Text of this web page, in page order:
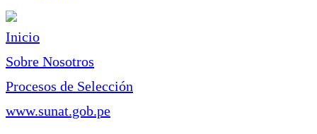
Inicio
Sobre Nosotros
Procesos de Selección
www.sunat.gob.pe